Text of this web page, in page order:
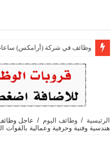
وظائف في شركة (أرامكس)
الرئيسية / وظائف اليوم /
هندسية وفنية وحرفية وعمالية بالقوات